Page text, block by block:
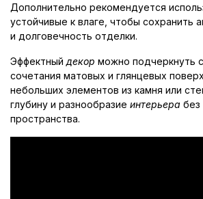
Дополнительно рекомендуется
устойчивые к влаге, чтобы сохранить
и долговечность отделки.
Эффектный декор можно подчеркнуть
сочетания матовых и глянцевых
небольших элементов из камня или
глубину и разнообразие интерьера без
пространства.